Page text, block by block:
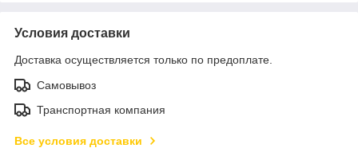
Условия доставки
Доставка осуществляется только по предоплате.
Самовывоз
Транспортная компания
Все условия доставки